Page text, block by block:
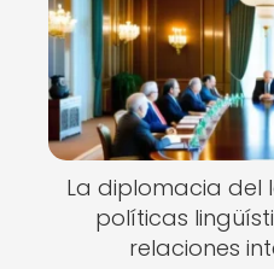
La diplomacia del
políticas
relaciones